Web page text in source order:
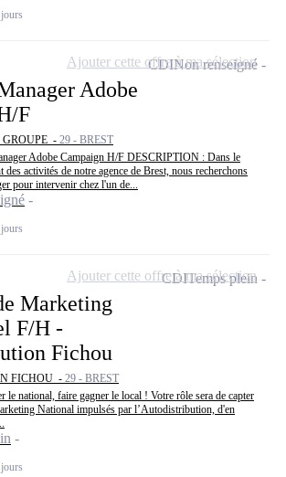
Adobe
F
GROUPE - 29 - BREST
Adobe Campaign H/F DESCRIPTION : Dans le
des activités de notre agence de Brest, nous recherchons
pour intervenir chez l'un de...
CDINon renseigné
Ajouter cette offre à ma sélection
Marketing
F/H -
Fichou
FICHOU - 29 - BREST
le national, faire gagner le local ! Votre rôle sera de capter
National impulsés par l’Autodistribution, d'en
CDITemps plein
Ajouter cette offre à ma sélection